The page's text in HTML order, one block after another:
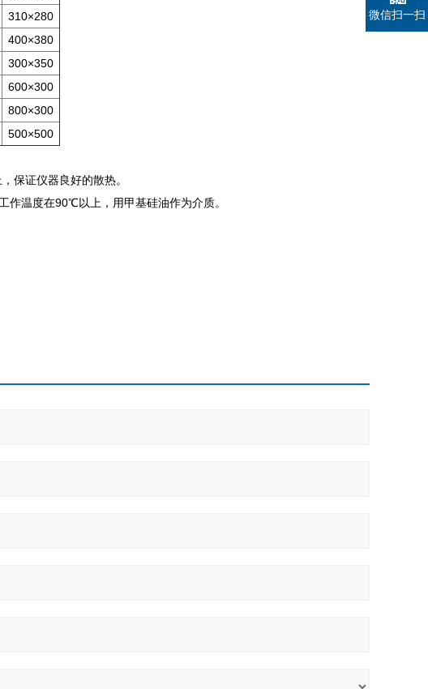
310×280
400×380
300×350
600×300
800×300
500×500
保证仪器良好的散热。
温度在90℃以上，用甲基硅油作为介质。
微信扫一扫